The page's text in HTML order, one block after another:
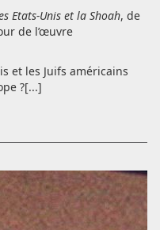
Etats-Unis et la Shoah, de
de l’œuvre
et les Juifs américains
?[...]